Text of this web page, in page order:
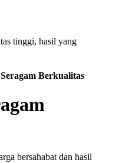
tinggi, hasil yang
Berkualitas
bersahabat dan hasil